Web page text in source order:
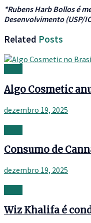
*Rubens Harb Bollos é
Desenvolvimento (USP/
Related Posts
Algo Cosmetic
dezembro 19, 2025
Consumo de
dezembro 19, 2025
Wiz Khalifa é